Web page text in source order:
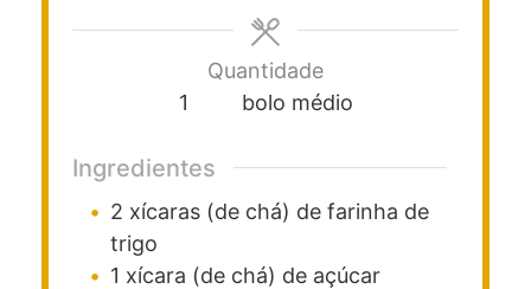
Quantidade
1
bolo médio
Ingredientes
2 xícaras (de chá) de farinha de
trigo
1 xícara (de chá) de açúcar